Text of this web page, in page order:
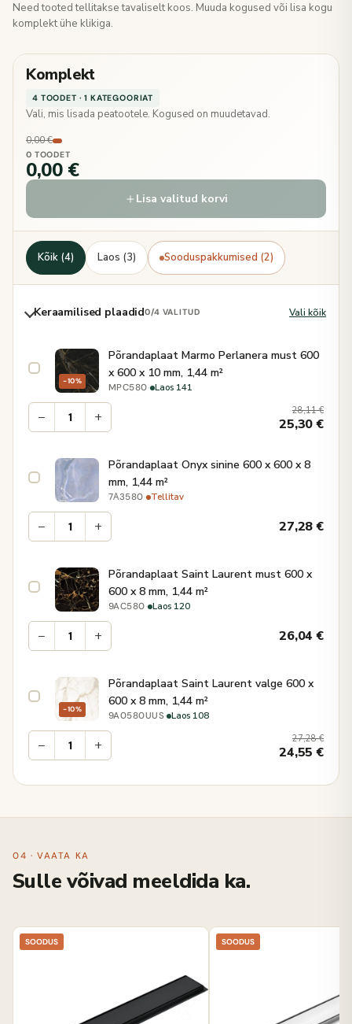
Need tooted tellitakse tavaliselt koos. Muuda kogused või lisa kogu
komplekt ühe klikiga.
Komplekt
4 TOODET · 1 KATEGOORIAT
Vali, mis lisada peatootele. Kogused on muudetavad.
0,00 €
0 TOODET
0,00 €
Lisa valitud korvi
Kõik (4) Laos (3) Sooduspakkumised (2)
Keraamilised plaadid0/4 VALITUD Vali kõik
−10%
Põrandaplaat Marmo Perlanera must 600
x 600 x 10 mm, 1,44 m²
MPC580· Laos 141
− + 28,11€
25,30€
Põrandaplaat Onyx sinine 600 x 600 x 8
mm, 1,44 m²
7А3580· Tellitav
− + 27,28€
Põrandaplaat Saint Laurent must 600 x
600 x 8 mm, 1,44 m²
9AC580· Laos 120
− + 26,04€
−10%
Põrandaplaat Saint Laurent valge 600 x
600 x 8 mm, 1,44 m²
9A0580UUS· Laos 108
− + 27,28€
24,55€
04 · VAATA KA
Sulle võivad meeldida ka.
SOODUS SOODUS